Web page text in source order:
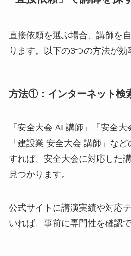
直接依頼を選ぶ場合、講師を
ります。以下の3つの方法が効
方法①：インターネット検
「安全大会 AI 講師」「安全大
「建設業 安全大会 講師」な
すれば、安全大会に対応した
見つかります。
公式サイトに講演実績や対応
いれば、事前に専門性を確認で